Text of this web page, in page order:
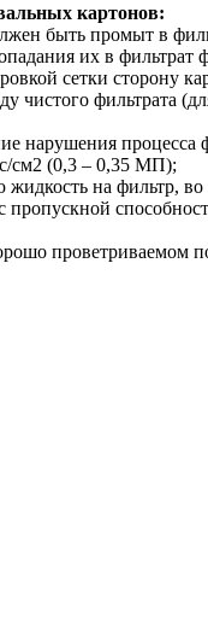
картонов:
быть промыт в
их в
сетки
фильтрата
нарушения процесса
см2 (0,3 – 0,35 МП);
на фильтр,
пропускной
проветриваемом